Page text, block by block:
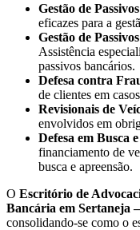
Gestão de
eficazes para a
Gestão de
Assistência
passivos bancários.
Defesa contra
de clientes em
Revisionais de
envolvidos em
Defesa em Busca
financiamento de
busca e apreensão.
O Escritório de
Bancária em Sertaneja
consolidando-se como o